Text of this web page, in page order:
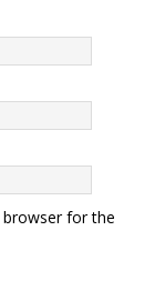
browser for the